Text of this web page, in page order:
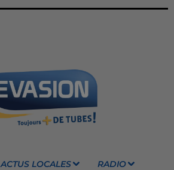
ACTUS LOCALES RADIO